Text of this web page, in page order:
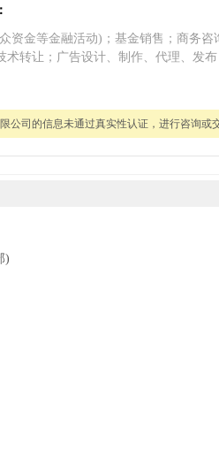
资金等金融活动)；基金销售；商务
转让；广告设计、制作、代理、发
公司的信息未通过真实性认证，进行咨询或
)